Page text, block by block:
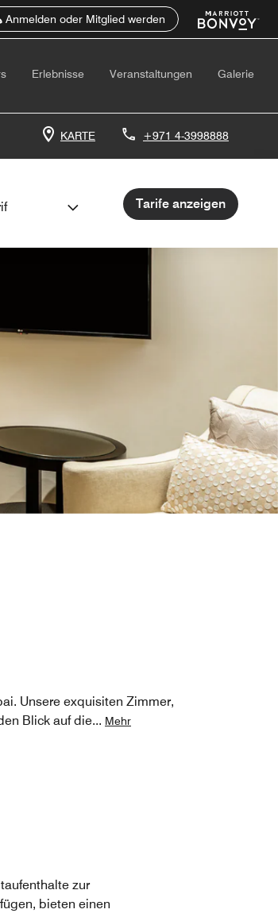
Anmelden oder Mitglied werden
Erlebnisse Veranstaltungen Galerie
KARTE +971 4-3998888
Tarife anzeigen
Unsere exquisiten Zimmer,
Blick auf die... Mehr
zur
bieten einen